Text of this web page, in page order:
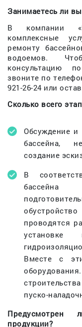
Занимаетесь ли
В компании
комплексные
ремонту
водоемов.
консультацию
звоните по
921-26-24 или
Сколько всего
Обсуждение
бассейна,
создание
В
проводятся
установке
Вместе с
пуско-
Предусмотрен
продукции?